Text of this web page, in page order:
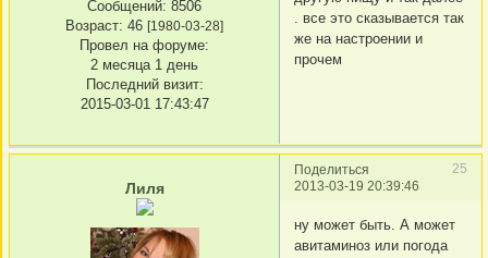
Сообщений: 8506
Возраст: 46 [1980-03-28]
Провел на форуме:
2 месяца 1 день
Последний визит:
2015-03-01 17:43:47
. все это сказывается так
же на настроении и
прочем
Поделиться
25
2013-03-19 20:39:46
Лиля
ну может быть. А может
авитаминоз или погода